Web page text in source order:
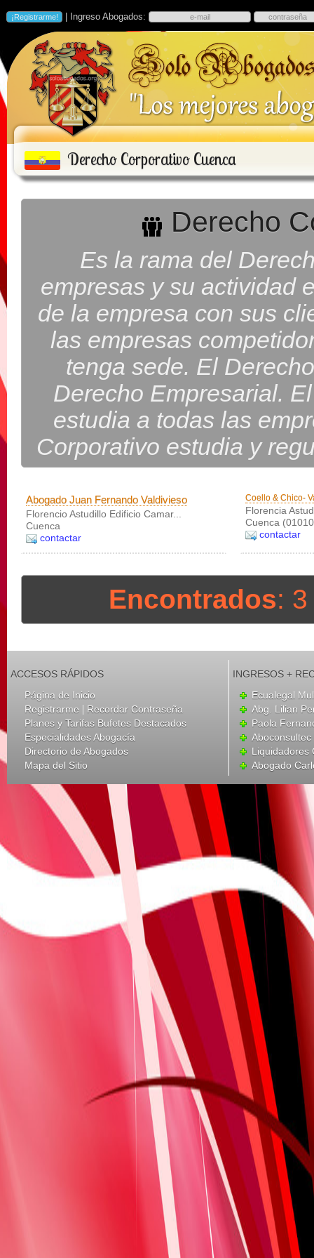
| Ingreso Abogados:
Derecho Corporativo Cuenca
Derecho
Es la rama del
empresas y su actividad
de la empresa con sus
las empresas
tenga sede. El
Derecho Empresarial.
estudia a todas las
Corporativo estudia y
Abogado Juan Fernando Valdivieso
Florencio Astudillo Edificio Camar...
Cuenca
contactar
Coello & Chico-
Florencia
Cuenca
contactar
Encontrados:
ACCESOS RÁPIDOS
Página de Inicio
Registrarme | Recordar Contraseña
Planes y Tarifas Bufetes Destacados
Especialidades Abogacía
Directorio de Abogados
Mapa del Sitio
INGRESOS +
Ecualegal
Abg. Lilian
Paola
Aboconsultec
Liquidadores
Abogado